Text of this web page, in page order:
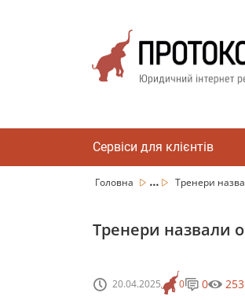
Сервіси для клієнтів
Головна ... Тренери
Тренери назвали
20.04.2025 0 0 253